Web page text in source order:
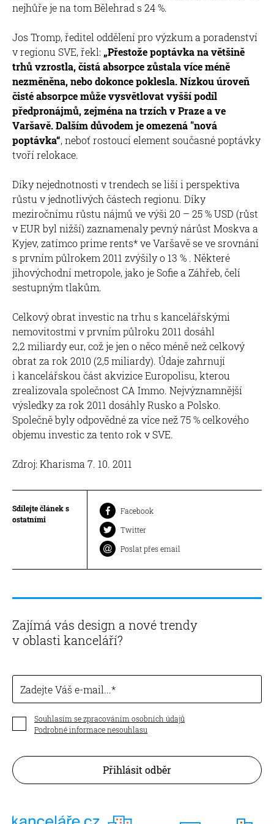
nejhůře je na tom Bělehrad s 24 %.
Jos Tromp, ředitel oddělení pro výzkum a poradenství
v regionu SVE, řekl: „Přestože poptávka na většině
trhů vzrostla, čistá absorpce zůstala více méně
nezměněna, nebo dokonce poklesla. Nízkou úroveň
čisté absorpce může vysvětlovat vyšší podíl
předpronájmů, zejména na trzích v Praze a ve
Varšavě. Dalším důvodem je omezená "nová
poptávka“, neboť rostoucí element současné poptávky
tvoří relokace.
Díky nejednotnosti v trendech se liší i perspektiva
růstu v jednotlivých částech regionu. Díky
meziročnímu růstu nájmů ve výši 20 – 25 % USD (růst
v EUR byl nižší) zaznamenaly pevný nárůst Moskva a
Kyjev, zatímco prime rents* ve Varšavě se ve srovnání
s prvním půlrokem 2011 zvýšily o 13 % . Některé
jihovýchodní metropole, jako je Sofie a Záhřeb, čelí
sestupným tlakům.
Celkový obrat investic na trhu s kancelářskými
nemovitostmi v prvním půlroku 2011 dosáhl
2,2 miliardy eur, což je jen o něco méně než celkový
obrat za rok 2010 (2,5 miliardy). Údaje zahrnují
i kancelářskou část akvizice Europolisu, kterou
zrealizovala společnost CA Immo. Nejvýznamnější
výsledky za rok 2011 dosáhly Rusko a Polsko.
Společně byly odpovědné za více než 75 % celkového
objemu investic za tento rok v SVE.
Zdroj: Kharisma 7. 10. 2011
Sdílejte článek s
ostatními
Facebook
Twitter
Poslat přes email
Zajímá vás design a nové trendy
v oblasti kanceláří?
Zadejte Váš e-mail...
Souhlasím se zpracováním osobních údajů
Podrobné informace nesouhlasu
Přihlásit odběr